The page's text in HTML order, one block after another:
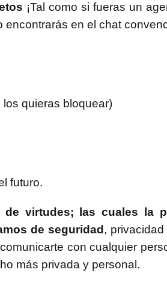
¡Tal como si fueras un
en el chat
quieras bloquear)
futuro.
de virtudes; las cuales la
de seguridad ,
con cualquier
más privada y personal.